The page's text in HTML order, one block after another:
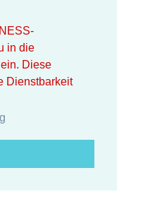
in die
Diese
Dienstbarkeit